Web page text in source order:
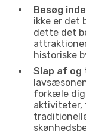
Besøg
ikke er det
dette det
historiske
Slap af og
forkæle dig
aktiviteter,